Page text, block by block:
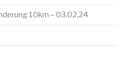
10km – 03.02.24